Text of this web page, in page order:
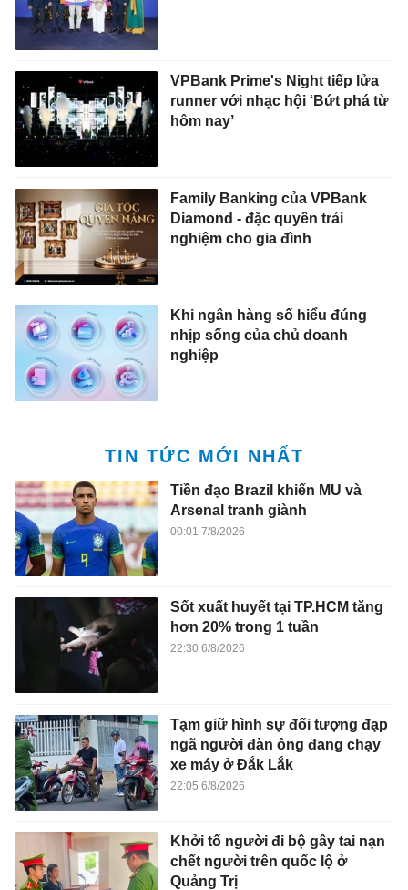
VPBank Prime's Night tiếp lửa
runner với nhạc hội ‘Bứt phá từ
hôm nay’
Family Banking của VPBank
Diamond - đặc quyền trải
nghiệm cho gia đình
Khi ngân hàng số hiểu đúng
nhịp sống của chủ doanh
nghiệp
TIN TỨC MỚI NHẤT
Tiền đạo Brazil khiến MU và
Arsenal tranh giành
00:01 7/8/2026
Sốt xuất huyết tại TP.HCM tăng
hơn 20% trong 1 tuần
22:30 6/8/2026
Tạm giữ hình sự đối tượng đạp
ngã người đàn ông đang chạy
xe máy ở Đắk Lắk
22:05 6/8/2026
Khởi tố người đi bộ gây tai nạn
chết người trên quốc lộ ở
Quảng Trị